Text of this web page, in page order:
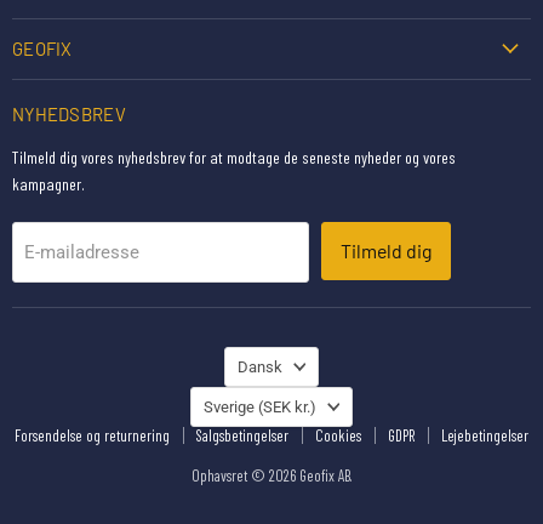
GEOFIX
NYHEDSBREV
Tilmeld dig vores nyhedsbrev for at modtage de seneste nyheder og vores
kampagner.
E-mailadresse Tilmeld dig
SPROG
Dansk
JORD
Sverige (SEK kr.)
Forsendelse og returnering Salgsbetingelser Cookies GDPR Lejebetingelser
Ophavsret © 2026 Geofix AB.